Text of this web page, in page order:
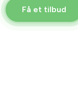
Få et tilbud